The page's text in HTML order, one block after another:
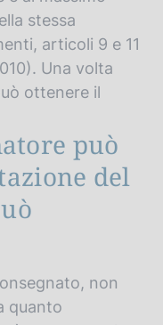
stessa
articoli 9 e 11
Una volta
ottenere il
può
del
non
quanto